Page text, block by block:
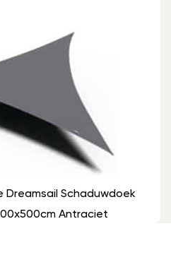
Dreamsail Schaduwdoek
Antraciet